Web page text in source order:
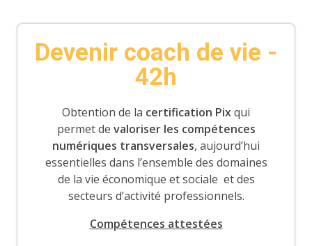
Devenir coach de vie -
42h
Obtention de la certification Pixqui
permet de valoriser les compétences
numériques transversales, aujourd’hui
essentielles dans l’ensemble des domaines
de la vie économique et sociale et des
secteurs d’activité professionnels.
Compétences attestées